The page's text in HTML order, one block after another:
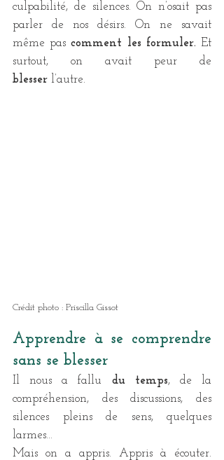
culpabilité, de silences. On n’osait pas
parler de nos désirs. On ne savait
même pas comment les formuler. Et
blesser l’autre.
Crédit photo : Priscilla Gissot
Apprendre à se comprendre
sans se blesser
Il nous a fallu du temps, de la
compréhension, des discussions, des
silences pleins de sens, quelques
larmes…
Mais on a appris. Appris à écouter.